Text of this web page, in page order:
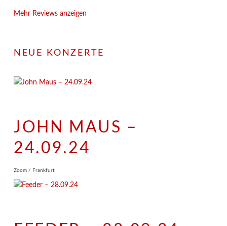
Mehr Reviews anzeigen
NEUE KONZERTE
JOHN MAUS –
24.09.24
Zoom / Frankfurt